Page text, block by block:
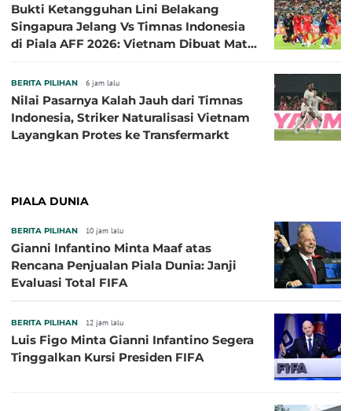
Bukti Ketangguhan Lini Belakang
Singapura Jelang Vs Timnas Indonesia
di Piala AFF 2026: Vietnam Dibuat Mati
BERITA PILIHAN 6 jam lalu
Nilai Pasarnya Kalah Jauh dari Timnas
Indonesia, Striker Naturalisasi Vietnam
Layangkan Protes ke Transfermarkt
PIALA DUNIA
BERITA PILIHAN 10 jam lalu
Gianni Infantino Minta Maaf atas
Rencana Penjualan Piala Dunia: Janji
Evaluasi Total FIFA
BERITA PILIHAN 12 jam lalu
Luis Figo Minta Gianni Infantino Segera
Tinggalkan Kursi Presiden FIFA